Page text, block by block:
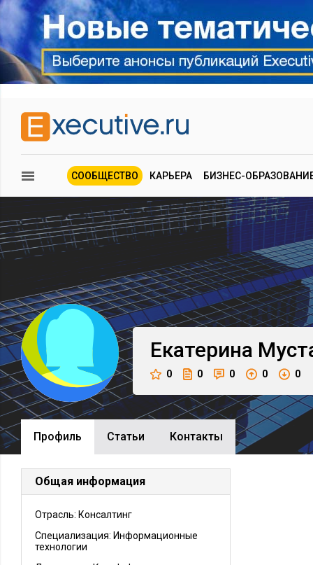
СООБЩЕСТВО КАРЬЕРА БИЗНЕС-
Екатерина
0 0 0 0 0
Профиль Cтатьи Контакты
Общая информация
Отрасль: Консалтинг
Специализация: Информационные
технологии